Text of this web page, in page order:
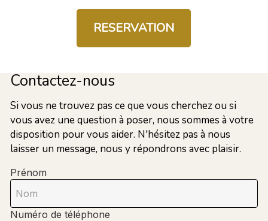
RESERVATION
Contactez-nous
Si vous ne trouvez pas ce que vous cherchez ou si
vous avez une question à poser, nous sommes à votre
disposition pour vous aider. N'hésitez pas à nous
laisser un message, nous y répondrons avec plaisir.
Prénom
Numéro de téléphone